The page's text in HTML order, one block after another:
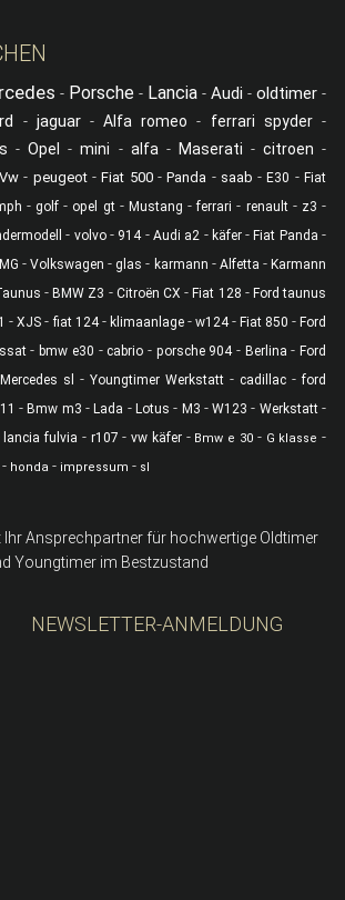
- Porsche - Lancia - Audi - oldtimer -
- jaguar-Alfa romeo - ferrari spyder-
-Opel -mini - alfa - Maserati - citroen -
Vw - peugeot-Fiat 500-Panda - saab -E30 -Fiat
- golf - opel gt- Mustang -ferrari - renault- z3 -
- volvo- 914- Audi a2 - käfer-Fiat Panda -
MG - Volkswagen - glas - karmann - Alfetta -Karmann
-BMW Z3 - Citroën CX -Fiat 128 - Ford taunus
-XJS -fiat 124- klimaanlage- w124- Fiat 850 -Ford
-bmw e30 -cabrio - porsche 904- Berlina - Ford
Mercedes sl - Youngtimer Werkstatt - cadillac -ford
-Bmw m3 -Lada - Lotus - M3 -W123 - Werkstatt-
lancia fulvia - r107 -vw käfer- Bmw e 30 - G klasse -
- honda - impressum - sl
Ihr Ansprechpartner für hochwertige Oldtimer
Youngtimer im Bestzustand
NEWSLETTER-ANMELDUNG